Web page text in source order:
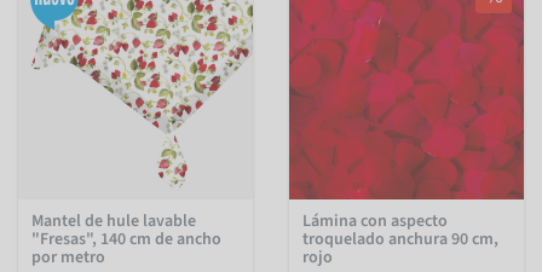
Mantel de hule lavable
"Fresas", 140 cm de ancho
por metro
Lámina con aspecto
troquelado anchura 90 cm,
rojo